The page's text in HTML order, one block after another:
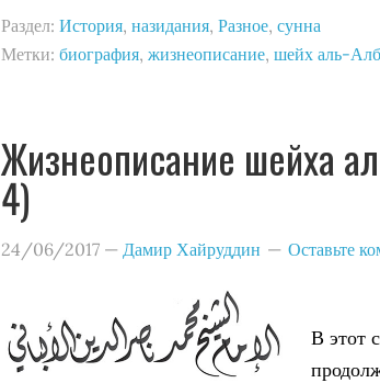
Раздел: История, назидания, Разное, сунна
Метки: биография, жизнеописание, шейх аль-
Жизнеописание шейха
4)
24/06/2017 — Дамир Хайруддин Оставьте
В этот